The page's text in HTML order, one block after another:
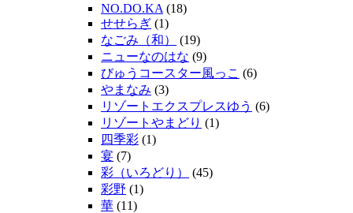
NO.DO.KA (18)
せせらぎ (1)
なごみ（和）
(19)
ニューなのはな (9)
びゅうコースター風っこ (6)
やまなみ (3)
リゾートエクスプレスゆう (6)
リゾートやまどり (1)
四季彩 (1)
宴 (7)
彩（いろどり）
(45)
彩野 (1)
華 (11)